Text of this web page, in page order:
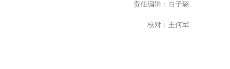
责任编辑：白子璐
校对：王何军